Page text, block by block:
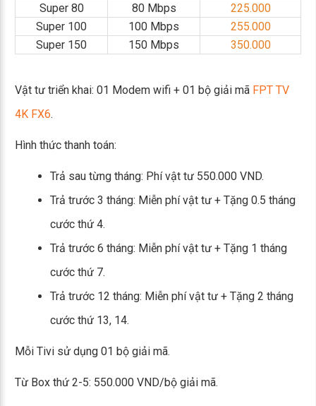
Super 80
80 Mbps
225.000
Super 100
100 Mbps
255.000
Super 150
150 Mbps 350.000
Vật tư triển khai: 01 Modem wifi + 01 bộ giải mã FPT TV
4K FX6.
Hình thức thanh toán:
Trả sau từng tháng: Phí vật tư 550.000 VND.
Trả trước 3 tháng: Miễn phí vật tư + Tặng 0.5 tháng
cước thứ 4.
Trả trước 6 tháng: Miễn phí vật tư + Tặng 1 tháng
cước thứ 7.
Trả trước 12 tháng: Miễn phí vật tư + Tặng 2 tháng
cước thứ 13, 14.
Mỗi Tivi sử dụng 01 bộ giải mã.
Từ Box thứ 2-5: 550.000 VND/bộ giải mã.